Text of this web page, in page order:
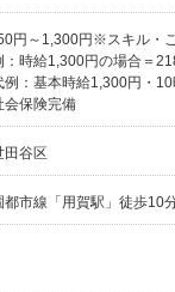
円～1,300円※スキル・
時給1,300円の場合＝
：基本時給1,300円・10
保険完備
田谷区
都市線「用賀駅」徒歩10